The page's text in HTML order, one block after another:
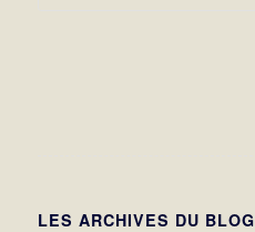
LES ARCHIVES DU BLOG